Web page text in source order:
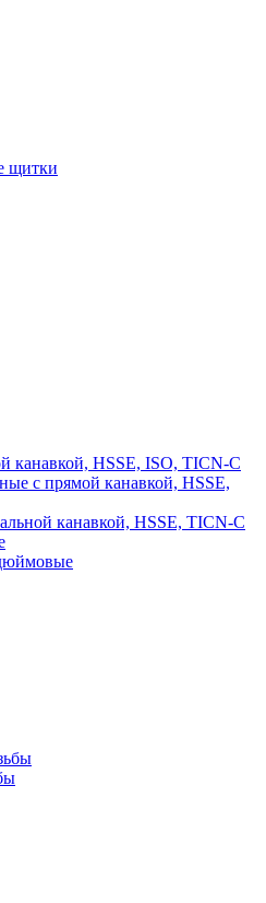
щитки
HSSE, ISO, TICN-C
с прямой канавкой, HSSE,
канавкой, HSSE, TICN-C